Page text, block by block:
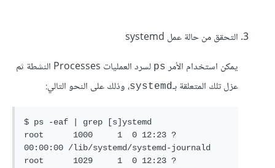
التحقق من حالة عمل systemd
يمكن استخدام الأمر ps
لسرد العمليات Processes النشطة ثم
عزل تلك المتعلقة بـsystemd، وذلك على النحو التالي:
$ ps -eaf | grep [s]ystemd
root      1000     1  0 12:23 ?
00:00:00 /lib/systemd/systemd-journald
root      1029     1  0 12:23 ?